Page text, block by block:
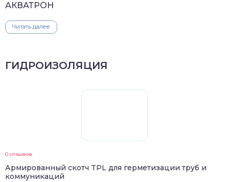
АКВАТРОН
Читать далее
ГИДРОИЗОЛЯЦИЯ
0 отзывов
Армированный скотч TPL для герметизации труб и
коммуникаций